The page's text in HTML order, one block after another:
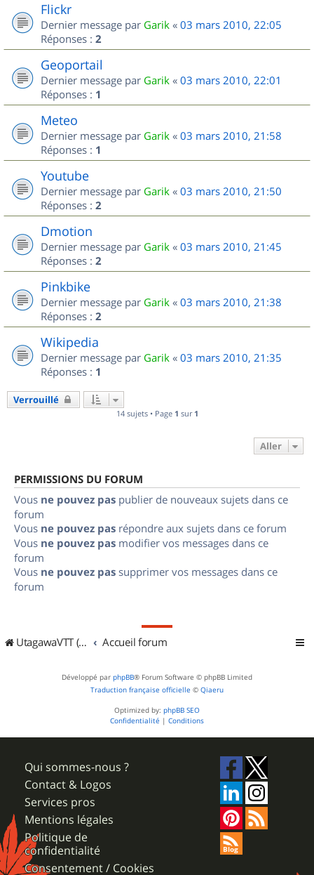
Flickr
Dernier message par Garik « 03 mars 2010, 22:05
Réponses : 2
Geoportail
Dernier message par Garik « 03 mars 2010, 22:01
Réponses : 1
Meteo
Dernier message par Garik « 03 mars 2010, 21:58
Réponses : 1
Youtube
Dernier message par Garik « 03 mars 2010, 21:50
Réponses : 2
Dmotion
Dernier message par Garik « 03 mars 2010, 21:45
Réponses : 2
Pinkbike
Dernier message par Garik « 03 mars 2010, 21:38
Réponses : 2
Wikipedia
Dernier message par Garik « 03 mars 2010, 21:35
Réponses : 1
Verrouillé
14 sujets • Page 1 sur 1
Aller
PERMISSIONS DU FORUM
Vous ne pouvez pas publier de nouveaux sujets dans ce
forum
Vous ne pouvez pas répondre aux sujets dans ce forum
Vous ne pouvez pas modifier vos messages dans ce
forum
Vous ne pouvez pas supprimer vos messages dans ce
forum
UtagawaVTT (Randos VTT et VTTAE avec traces GPS) Accueil forum
Développé par phpBB® Forum Software © phpBB Limited
Traduction française officielle © Qiaeru
Optimized by: phpBB SEO
Confidentialité | Conditions
Qui sommes-nous ?
Contact & Logos
Services pros
Mentions légales
Politique de
confidentialité
Consentement / Cookies